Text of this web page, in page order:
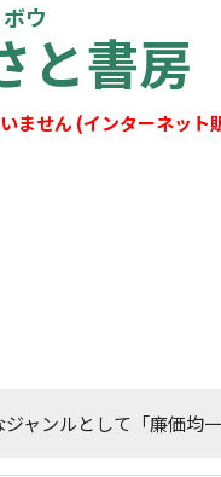
ウ
と書房
ません (インターネット
ャンルとして「廉価均